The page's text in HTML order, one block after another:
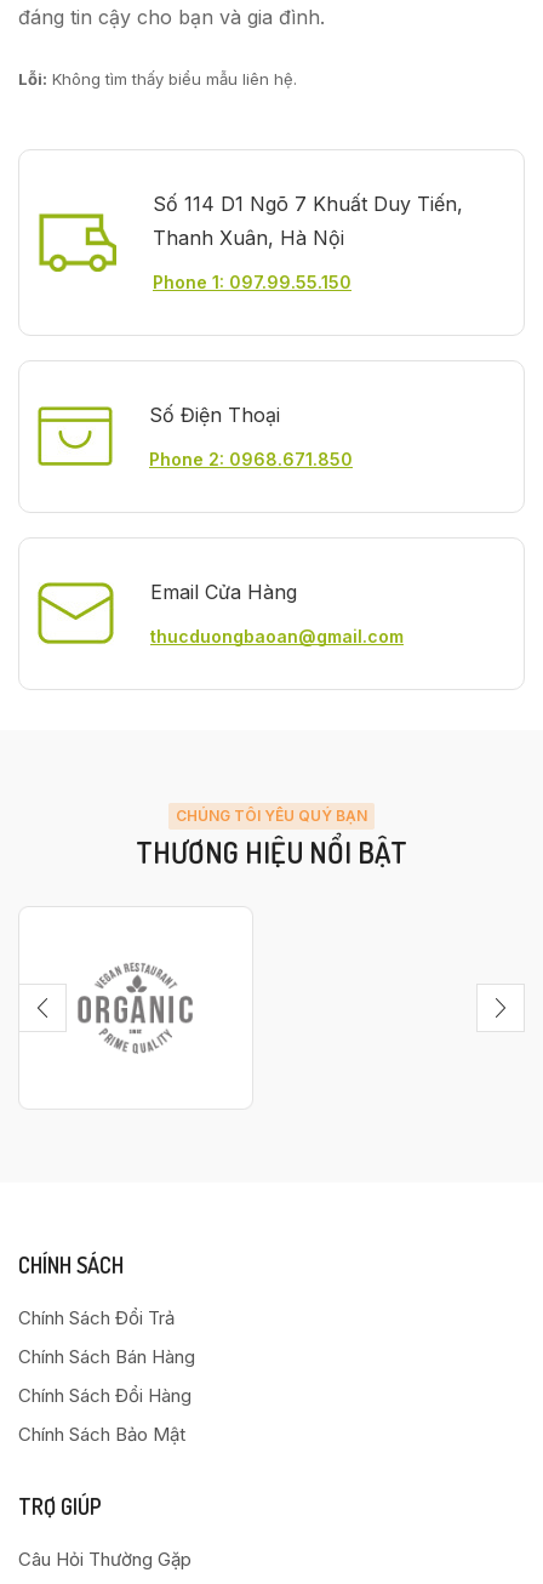
đáng tin cậy cho bạn và gia đình.
Lỗi: Không tìm thấy biểu mẫu liên hệ.
Số 114 D1 Ngõ 7 Khuất Duy Tiến,
Thanh Xuân, Hà Nội
Phone 1: 097.99.55.150
Số Điện Thoại
Phone 2: 0968.671.850
Email Cửa Hàng
thucduongbaoan@gmail.com
CHÚNG TÔI YÊU QUÝ BẠN
THƯƠNG HIỆU NỔI BẬT
CHÍNH SÁCH
Chính Sách Đổi Trả
Chính Sách Bán Hàng
Chính Sách Đổi Hàng
Chính Sách Bảo Mật
TRỢ GIÚP
Câu Hỏi Thường Gặp